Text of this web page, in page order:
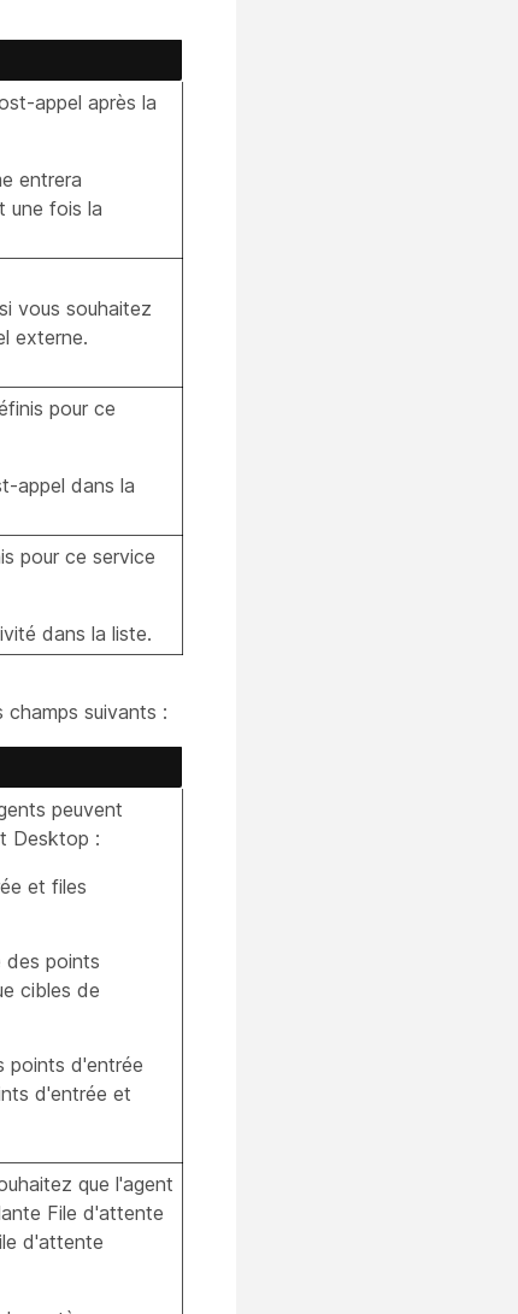
appel après la
entrera
une fois la
vous souhaitez
externe.
pour ce
appel dans la
pour ce service
dans la liste.
suivants :
peuvent
Desktop :
et files
des points
cibles de
points d'entrée
d'entrée et
que l'agent
File d'attente
d'attente